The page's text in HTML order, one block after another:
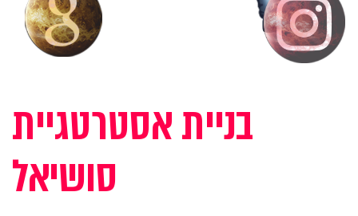
בניית אסטרטגיית
סושיאל